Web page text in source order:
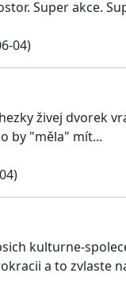
Super akce.
04)
živej dvorek
by "měla" mít...
kulturne-
a to zvlaste